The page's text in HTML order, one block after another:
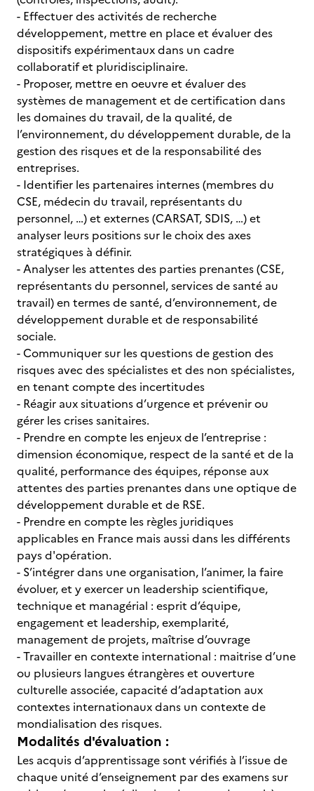
- Effectuer des activités de recherche
développement, mettre en place et évaluer des
dispositifs expérimentaux dans un cadre
collaboratif et pluridisciplinaire.
- Proposer, mettre en oeuvre et évaluer des
systèmes de management et de certification dans
les domaines du travail, de la qualité, de
l’environnement, du développement durable, de la
gestion des risques et de la responsabilité des
entreprises.
- Identifier les partenaires internes (membres du
CSE, médecin du travail, représentants du
personnel, …) et externes (CARSAT, SDIS, …) et
analyser leurs positions sur le choix des axes
stratégiques à définir.
- Analyser les attentes des parties prenantes (CSE,
représentants du personnel, services de santé au
travail) en termes de santé, d’environnement, de
développement durable et de responsabilité
sociale.
- Communiquer sur les questions de gestion des
risques avec des spécialistes et des non spécialistes,
en tenant compte des incertitudes
- Réagir aux situations d’urgence et prévenir ou
gérer les crises sanitaires.
- Prendre en compte les enjeux de l’entreprise :
dimension économique, respect de la santé et de la
qualité, performance des équipes, réponse aux
attentes des parties prenantes dans une optique de
développement durable et de RSE.
- Prendre en compte les règles juridiques
applicables en France mais aussi dans les différents
pays d'opération.
- S’intégrer dans une organisation, l’animer, la faire
évoluer, et y exercer un leadership scientifique,
technique et managérial : esprit d’équipe,
engagement et leadership, exemplarité,
management de projets, maîtrise d’ouvrage
- Travailler en contexte international : maitrise d’une
ou plusieurs langues étrangères et ouverture
culturelle associée, capacité d’adaptation aux
contextes internationaux dans un contexte de
mondialisation des risques.
Modalités d'évaluation :
Les acquis d’apprentissage sont vérifiés à l’issue de
chaque unité d’enseignement par des examens sur